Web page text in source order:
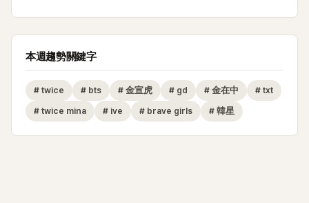
本週趨勢關鍵字
# twice # bts # 金宣虎 # gd # 金在中 # txt
# twice mina # ive # brave girls # 韓星